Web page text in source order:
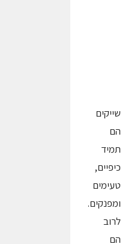
שייקים
הם
תמיד
כיפיים,
טעימים
ומפנקים.
לרוב
הם